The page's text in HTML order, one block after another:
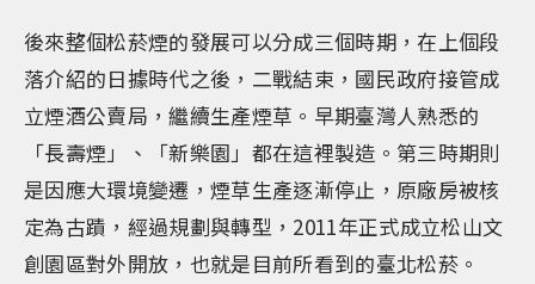
後來整個松菸煙的發展可以分成三個時期，在上個段
落介紹的日據時代之後，二戰結束，國民政府接管成
立煙酒公賣局，繼續生產煙草。早期臺灣人熟悉的
「長壽煙」、「新樂園」都在這裡製造。第三時期則
是因應大環境變遷，煙草生產逐漸停止，原廠房被核
定為古蹟，經過規劃與轉型，2011年正式成立松山文
創園區對外開放，也就是目前所看到的臺北松菸。